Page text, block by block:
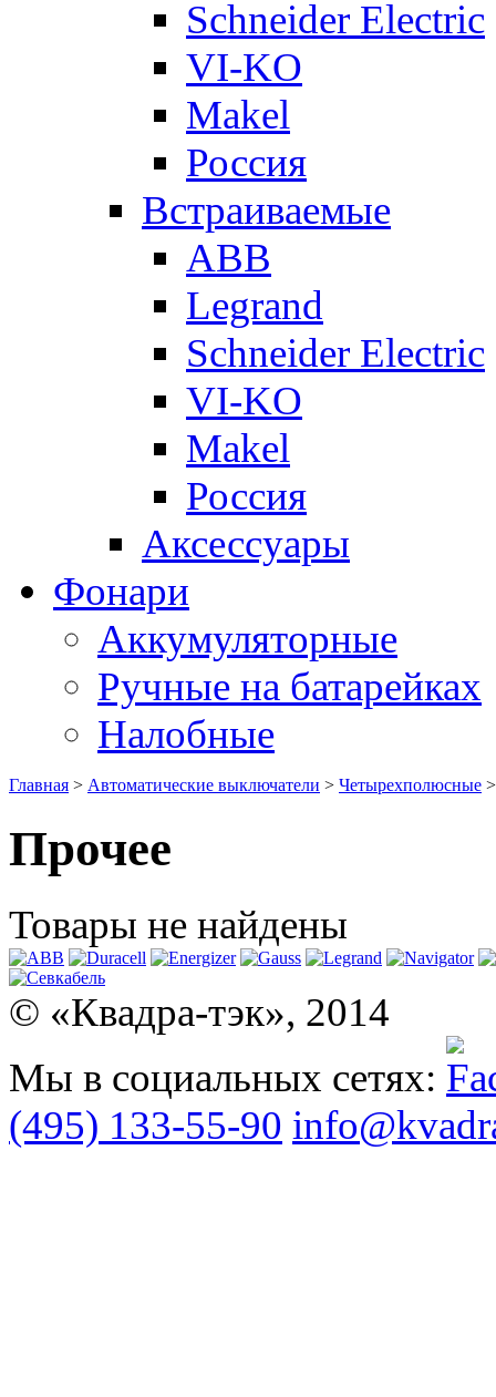
Schneider Electric
VI-KO
Makel
Россия
Встраиваемые
ABB
Legrand
Schneider Electric
VI-KO
Makel
Россия
Аксессуары
Фонари
Аккумуляторные
Ручные на батарейках
Налобные
Главная > Автоматические выключатели > Четырехполюсные
Прочее
Товары не найдены
© «Квадра-тэк», 2014
Мы в социальных сетях:
(495) 133-55-90